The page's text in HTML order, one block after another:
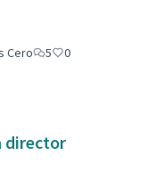
Cero 5
0
director